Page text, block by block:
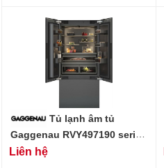
Tủ lạnh âm tủ
Gaggenau RVY497190 series
400 - ngăn đá dưới, làm đá
tự động
Liên hệ